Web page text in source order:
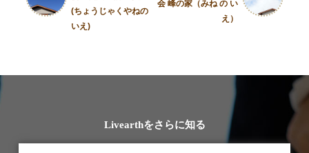
(ちょうじゃくやねの
いえ)
会 峰の家（みね の い
え）
Livearthをさらに知る